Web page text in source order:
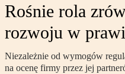
Rośnie rola
rozwoju w
Niezależnie od wymogów
na ocenę firmy przez jej